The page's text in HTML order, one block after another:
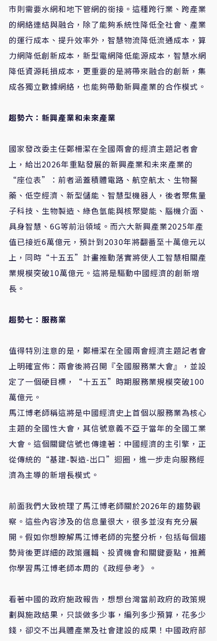
市則需要水網和地下管網的銜接。這種跨行業、跨產業
的網絡連結與融合，除了能夠系統性降低全社會、產業
的運行成本、提升效率外，智慧物流降低流通成本，算
力網降低創新成本，新型電網降低能源成本，智慧水網
降低資源耗損成本，更重要的是將帶來融合的創新，集
成各獨立數據網絡，也能夠帶動新興產業的合作模式。
趨勢六：新興產業和未來產業
國家發改委主任鄭柵潔在全國兩會的經濟主題記者會
上，給出2026年重點發展的新興產業和未來產業的
“座位表”：前者涵蓋積體電路、航空航太、生物醫
藥、低空經濟、新型儲能、智慧型機器人，後者聚焦量
子科技、生物製造、綠色氫能與核聚變能、腦機介面、
具身智慧、6G等前沿領域。而六大新興產業2025年產
值已接近6萬億元，預計到2030年將翻番至十萬億元以
上，同時“十五五”計畫推動落實將使人工智慧相關產
業規模突破10萬億元。這將是驅動中國經濟的創新增
長。
趨勢七：服務業
值得特別注意的是，鄭柵潔在全國兩會經濟主題記者會
上明確宣佈：兩會後將召開『全國服務業大會』，並設
定了一個硬目標，“十五五”時期服務業規模突破100
萬億元。
馬江博老師稱這將是中國經濟史上首個以服務業為核心
主題的全國性大會，其信號意義不亞于當年的全國工業
大會。這個關鍵信號也傳達著：中國經濟的主引擎，正
從傳統的“基建-製造-出口”迴圈，進一步走向服務經
濟為主導的新增長模式。
前面我們大致梳理了馬江博老師關於2026年的趨勢觀
察。這些內容涉及的信息量很大，很多並沒有充分展
開。假如你想瞭解馬江博老師的完整分析，包括每個趨
勢背後更詳細的政策邏輯、投資機會和關鍵要點，推薦
你學習馬江博老師本周的《政經參考》。
看著中國的政府施政報告，想想台灣當前政府的政策規
劃與施政結果，只談做多少事，編列多少預算，花多少
錢，卻交不出具體產業及社會建設的成果！中國政府部